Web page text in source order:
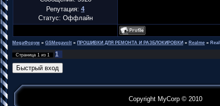
Репутация: 4
Статус: Оффлайн
MegaФорум » GSMegavolt » ПРОШИВКИ ДЛЯ РЕМОНТА И РАЗБЛОКИРОВКИ » Realme »
Страница 1 из 1 1
Copyright MyCorp © 2010